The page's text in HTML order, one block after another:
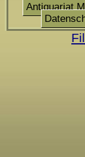
Antiquariat